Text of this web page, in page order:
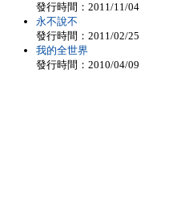
發行時間：2011/11/04
永不說不
發行時間：2011/02/25
我的全世界
發行時間：2010/04/09